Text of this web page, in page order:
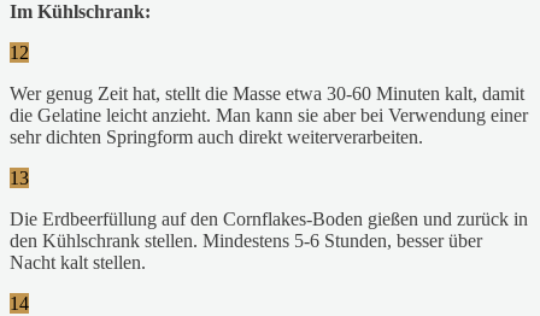
Im Kühlschrank:
12
Wer genug Zeit hat, stellt die Masse etwa 30-60 Minuten kalt, damit
die Gelatine leicht anzieht. Man kann sie aber bei Verwendung einer
sehr dichten Springform auch direkt weiterverarbeiten.
13
Die Erdbeerfüllung auf den Cornflakes-Boden gießen und zurück in
den Kühlschrank stellen. Mindestens 5-6 Stunden, besser über
Nacht kalt stellen.
14